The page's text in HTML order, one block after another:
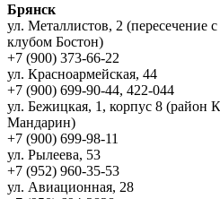
Брянск
ул. Металлистов, 2 (пересечение
клубом Бостон)
+7 (900) 373-66-22
ул. Красноармейская, 44
+7 (900) 699-90-44, 422-044
ул. Бежицкая, 1, корпус 8 (район
Мандарин)
+7 (900) 699-98-11
ул. Рылеева, 53
+7 (952) 960-35-53
ул. Авиационная, 28